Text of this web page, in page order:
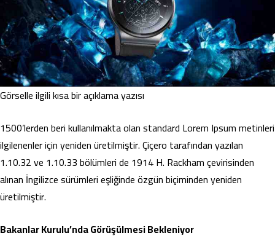
Görselle ilgili kısa bir açıklama yazısı
1500’lerden beri kullanılmakta olan standard Lorem Ipsum metinleri
ilgilenenler için yeniden üretilmiştir. Çiçero tarafından yazılan
1.10.32 ve 1.10.33 bölümleri de 1914 H. Rackham çevirisinden
alınan İngilizce sürümleri eşliğinde özgün biçiminden yeniden
üretilmiştir.
Bakanlar Kurulu’nda Görüşülmesi Bekleniyor